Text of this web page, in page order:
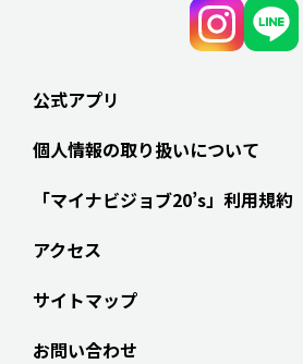
公式アプリ
個人情報の取り扱いについて
「マイナビジョブ20’s」利用規約
アクセス
サイトマップ
お問い合わせ